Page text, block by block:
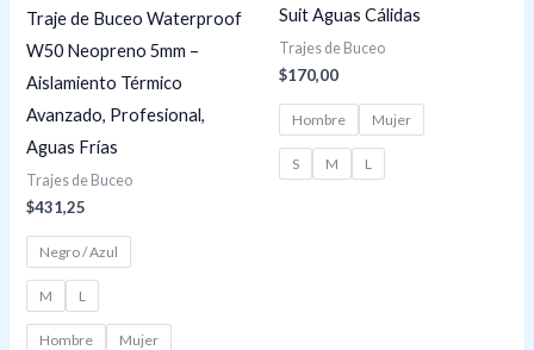
Traje de Buceo Waterproof
W50 Neopreno 5mm –
Aislamiento Térmico
Avanzado, Profesional,
Aguas Frías
Trajes de Buceo
$431,25
Negro / Azul
M L
Hombre Mujer
Suit Aguas Cálidas
Trajes de Buceo
$170,00
Hombre Mujer
S M L